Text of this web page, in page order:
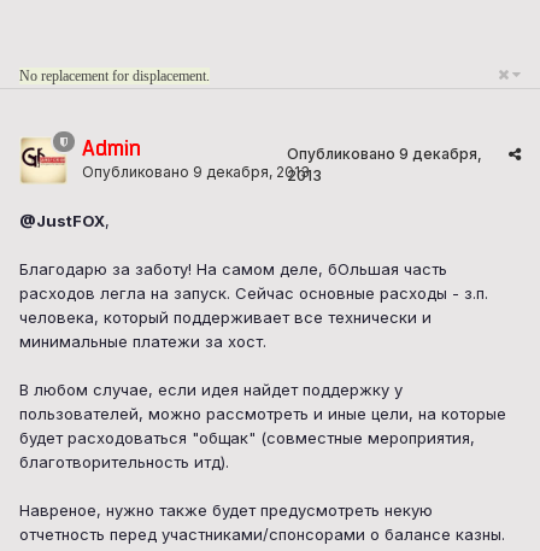
No replacement for displacement.
Admin
Опубликовано 9 декабря, 2013
Опубликовано 9 декабря,
2013
@JustFOX,
Благодарю за заботу! На самом деле, бОльшая часть
расходов легла на запуск. Сейчас основные расходы - з.п.
человека, который поддерживает все технически и
минимальные платежи за хост.
В любом случае, если идея найдет поддержку у
пользователей, можно рассмотреть и иные цели, на которые
будет расходоваться "общак" (совместные мероприятия,
благотворительность итд).
Навреное, нужно также будет предусмотреть некую
отчетность перед участниками/спонсорами о балансе казны.